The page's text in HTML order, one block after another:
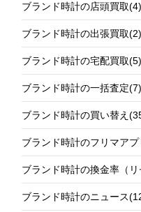
ブランド時計の店頭買取(4)
ブランド時計の出張買取(2)
ブランド時計の宅配買取(5)
ブランド時計の一括査定(7)
ブランド時計の買い替え
ブランド時計のフリマア
ブランド時計の換金率（
ブランド時計のニュース